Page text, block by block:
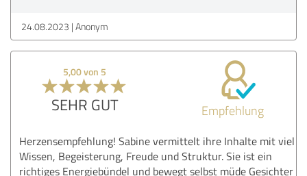
24.08.2023 Anonym
5,00 von 5
SEHR GUT Empfehlung
Herzensempfehlung! Sabine vermittelt ihre Inhalte mit viel
Wissen, Begeisterung, Freude und Struktur. Sie ist ein
richtiges Energiebündel und bewegt selbst müde Gesichter